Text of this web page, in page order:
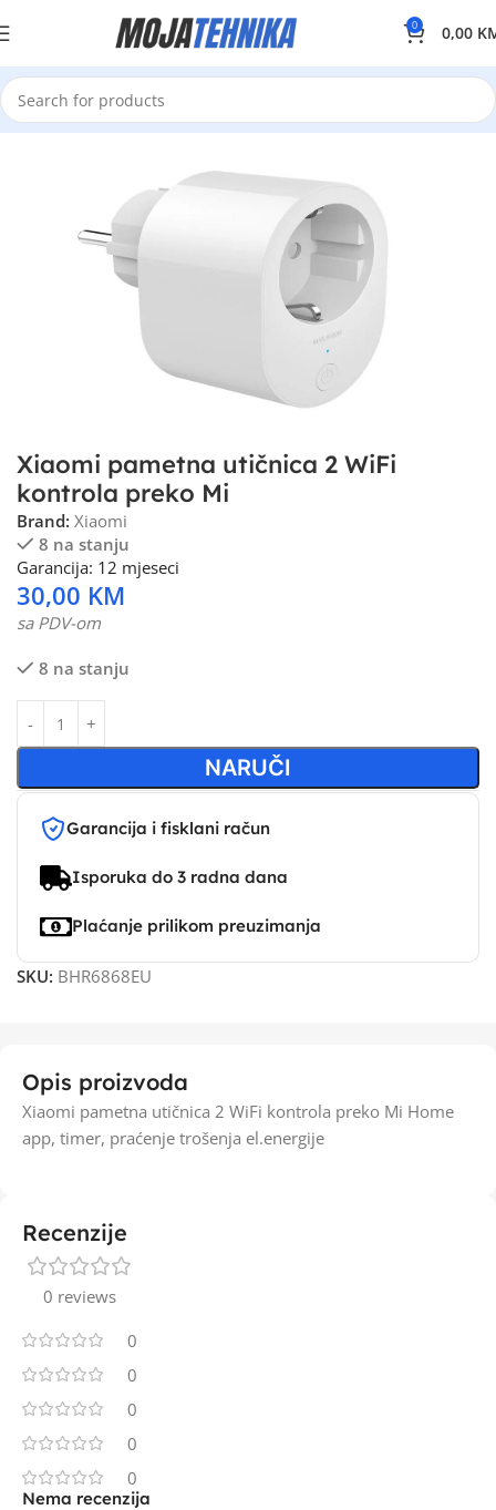
0 0,00
Xiaomi pametna utičnica 2 WiFi
kontrola preko Mi
Brand: Xiaomi
8 na stanju
Garancija: 12 mjeseci
30,00 KM
sa PDV-om
8 na stanju
NARUČI
Garancija i fisklani račun
Isporuka do 3 radna dana
Plaćanje prilikom preuzimanja
SKU: BHR6868EU
Opis proizvoda
Xiaomi pametna utičnica 2 WiFi kontrola preko Mi Home
app, timer, praćenje trošenja el.energije
Recenzije
0 reviews
0
0
0
0
0
Nema recenzija